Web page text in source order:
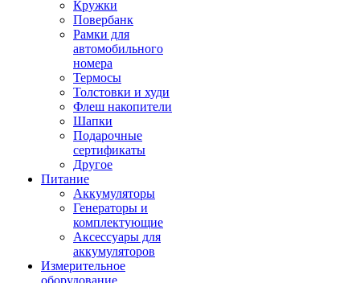
Кружки
Повербанк
Рамки для
автомобильного
номера
Термосы
Толстовки и худи
Флеш накопители
Шапки
Подарочные
сертификаты
Другое
Питание
Аккумуляторы
Генераторы и
комплектующие
Аксессуары для
аккумуляторов
Измерительное
оборудование